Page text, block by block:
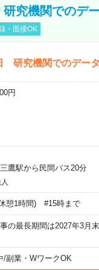
究機関でのデ
・面接OK
研究機関でのデー
円
三鷹駅から民間バス20分
憩1時間) #15時まで
の最長期間は2027年3
/副業・WワークOK